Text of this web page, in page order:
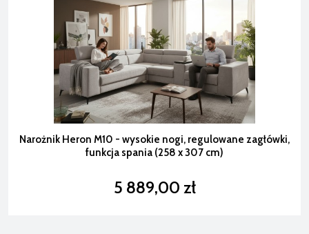
Narożnik Heron M10 - wysokie nogi, regulowane zagłówki,
funkcja spania (258 x 307 cm)
5 889,00 zł